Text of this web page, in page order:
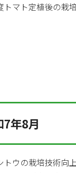
トマト定植後の栽
7年8月
トウの栽培技術向